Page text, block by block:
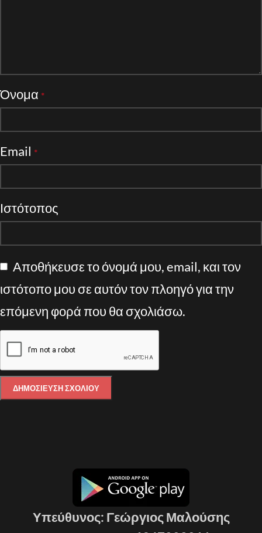
Όνομα *
Email *
Ιστότοπος
Αποθήκευσε το όνομά μου, email, και τον
ιστότοπο μου σε αυτόν τον πλοηγό για την
επόμενη φορά που θα σχολιάσω.
Υπεύθυνος: Γεώργιος Μαλούσης